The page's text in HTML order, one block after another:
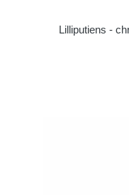
Lilliputiens -